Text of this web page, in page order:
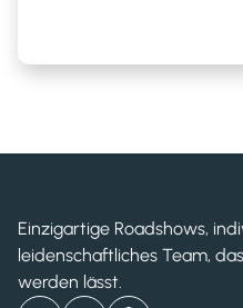
Einzigartige Roadshows,
leidenschaftliches Team,
werden lässt.